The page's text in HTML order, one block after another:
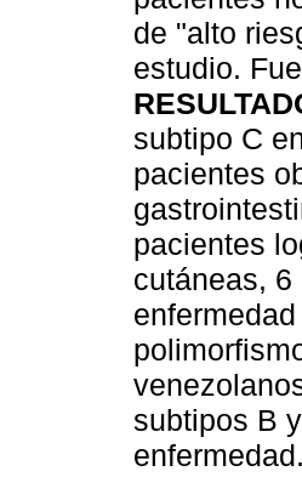
de "alto
estudio.
subtipo C
pacientes
pacientes
cutáneas,
subtipos B